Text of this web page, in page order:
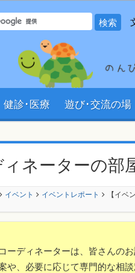
イト内 検索フォーム
健診･医療 遊び･交流の場
ネーターの部
イベント イベントレポート
【イベ
ーディネーターは、皆さんの
や、必要に応じて専門的な相